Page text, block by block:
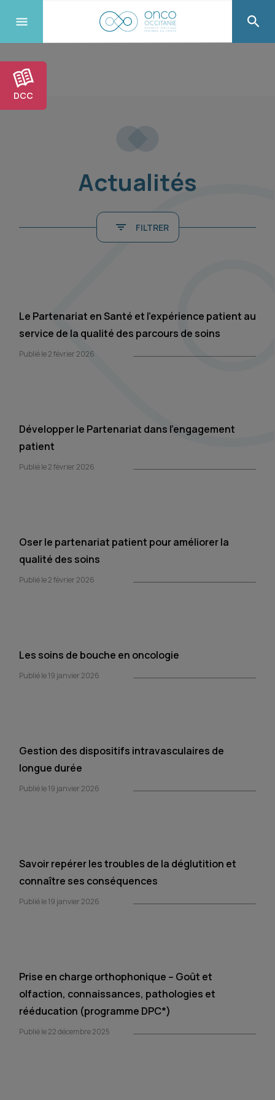
DCC
Actualités
FILTRER
Le Partenariat en Santé et l’expérience patient au
service de la qualité des parcours de soins
Publié le 2 février 2026
Développer le Partenariat dans l’engagement
patient
Publié le 2 février 2026
Oser le partenariat patient pour améliorer la
qualité des soins
Publié le 2 février 2026
Les soins de bouche en oncologie
Publié le 19 janvier 2026
Gestion des dispositifs intravasculaires de
longue durée
Publié le 19 janvier 2026
Savoir repérer les troubles de la déglutition et
connaître ses conséquences
Publié le 19 janvier 2026
Prise en charge orthophonique – Goût et
olfaction, connaissances, pathologies et
rééducation (programme DPC*)
Publié le 22 décembre 2025